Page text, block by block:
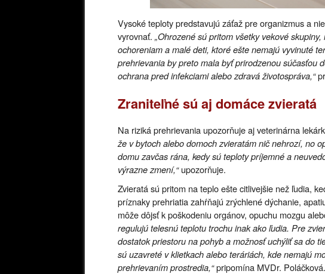
Vysoké teploty predstavujú záťaž pre organizmus a
vyrovnať. „Ohrozené sú pritom všetky vekové
ochoreniam a malé deti, ktoré ešte nemajú vyvinuté
prehrievania by preto mala byť prirodzenou súčasťou
ochrana pred infekciami alebo zdravá životospráva,“
Zraniteľné sú aj domáce zvieratá
Na riziká prehrievania upozorňuje aj veterinárna
že v bytoch alebo domoch zvieratám nič nehrozí, no
domu zavčas rána, kedy sú teploty príjemné a
výrazne zmení,“upozorňuje.
Zvieratá sú pritom na teplo ešte citlivejšie než ľudia,
príznaky prehriatia zahŕňajú zrýchlené dýchanie,
môže dôjsť k poškodeniu orgánov, opuchu mozgu
regulujú telesnú teplotu trochu inak ako ľudia. Pre
dostatok priestoru na pohyb a možnosť uchýliť sa do
sú uzavreté v klietkach alebo teráriách, kde nemajú
prehrievaním prostredia,“pripomína MVDr. Poláčková.